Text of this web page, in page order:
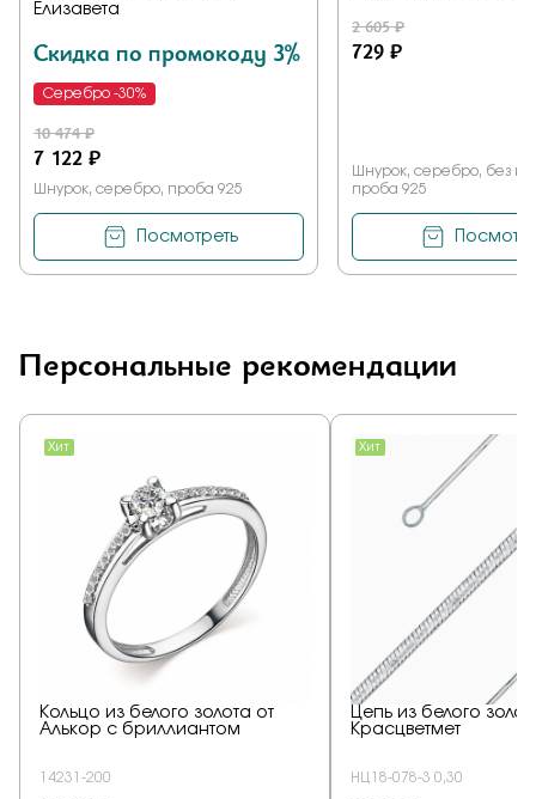
Елизавета
Скидка по промокоду 3%
Серебро -30%
10 474 ₽
7 122 ₽
Шнурок, серебро, проба 925
Посмотреть
2 605 ₽
729 ₽
Шнурок, серебро, без
проба 925
Персональные рекомендации